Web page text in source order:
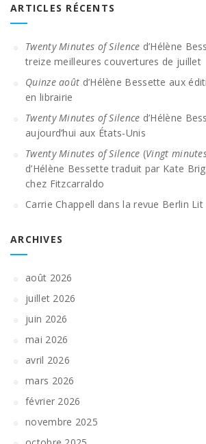
ARTICLES RÉCENTS
Twenty Minutes of Silence d’Hélène
treize meilleures couvertures de juillet
Quinze août d’Hélène Bessette aux
en librairie
Twenty Minutes of Silence d’Hélène
aujourd’hui aux États-Unis
Twenty Minutes of Silence (Vingt
d’Hélène Bessette traduit par Kate
chez Fitzcarraldo
Carrie Chappell dans la revue Berlin Lit
ARCHIVES
août 2026
juillet 2026
juin 2026
mai 2026
avril 2026
mars 2026
février 2026
novembre 2025